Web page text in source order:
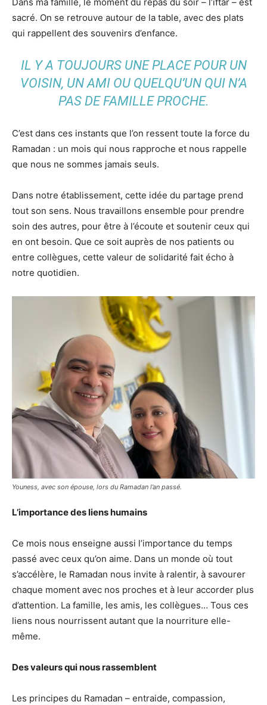
sacré. On se retrouve autour de la table, avec des plats
qui rappellent des souvenirs d’enfance.
IL Y A TOUJOURS UNE PLACE POUR UN
VOISIN, UN AMI OU QUELQU’UN QUI N’A
PAS DE FAMILLE PROCHE.
C’est dans ces instants que l’on ressent toute la force du
Ramadan : un mois qui nous rapproche et nous rappelle
que nous ne sommes jamais seuls.
Dans notre établissement, cette idée du partage prend
tout son sens. Nous travaillons ensemble pour prendre
soin des autres, pour être à l’écoute et soutenir ceux qui
en ont besoin. Que ce soit auprès de nos patients ou
entre collègues, cette valeur de solidarité fait écho à
notre quotidien.
Youness, avec son épouse, lors du Ramadan l’an passé.
L’importance des liens humains
Ce mois nous enseigne aussi l’importance du temps
passé avec ceux qu’on aime. Dans un monde où tout
s’accélère, le Ramadan nous invite à ralentir, à savourer
chaque moment avec nos proches et à leur accorder plus
d’attention. La famille, les amis, les collègues… Tous ces
liens nous nourrissent autant que la nourriture elle-
même.
Des valeurs qui nous rassemblent
Les principes du Ramadan – entraide, compassion,